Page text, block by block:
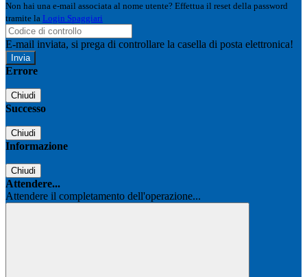
Non hai una e-mail associata al nome utente? Effettua il reset della password
tramite la Login Spaggiari
E-mail inviata, si prega di controllare la casella di posta elettronica!
Errore
Chiudi
Successo
Chiudi
Informazione
Chiudi
Attendere...
Attendere il completamento dell'operazione...